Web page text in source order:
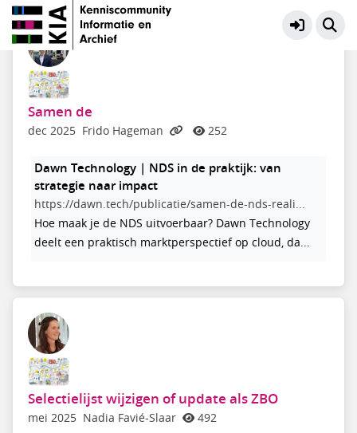
Zbo - community Meer
Samen de
dec 2025 Frido Hageman 252
Dawn Technology | NDS in de praktijk: van
strategie naar impact
https://dawn.tech/publicatie/samen-de-nds-reali...
Hoe maak je de NDS uitvoerbaar? Dawn Technology
deelt een praktisch marktperspectief op cloud, da...
Selectielijst wijzigen of update als ZBO
mei 2025 Nadia Favié-Slaar 492